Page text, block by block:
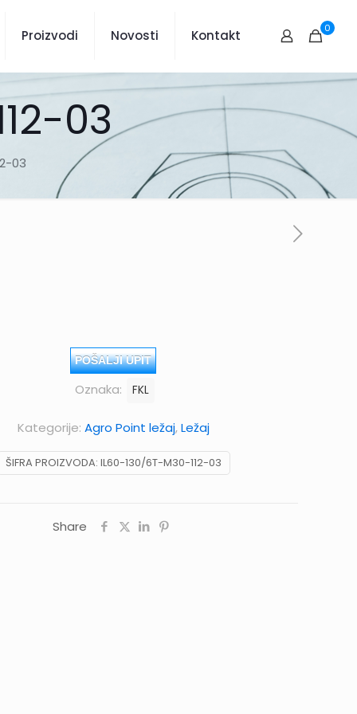
Proizvodi Novosti Kontakt 0
03
03
POŠALJI UPIT
ŠIFRA PROIZVODA: IL60-130/6T-M30-112-03
Kategorije: Agro Point ležaj,Ležaj
Oznaka: FKL
Share